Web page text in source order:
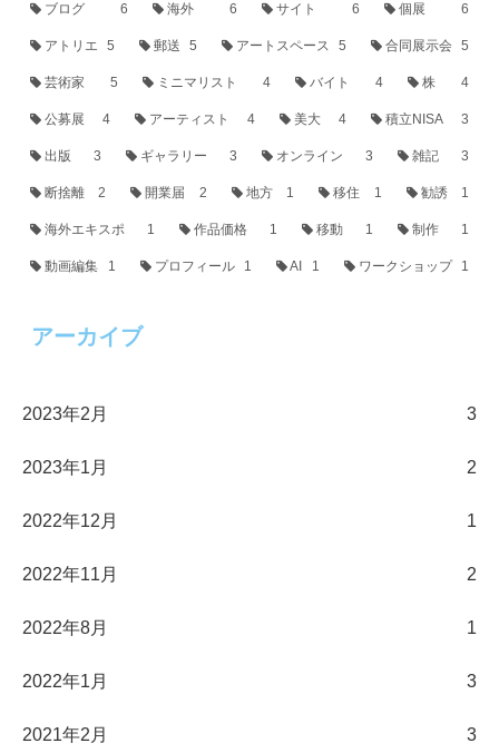
ブログ 6 海外 6 サイト 6 個展 6
アトリエ 5 郵送 5 アートスペース 5 合同展示会 5
芸術家 5 ミニマリスト 4 バイト 4 株 4
公募展 4 アーティスト 4 美大 4 積立NISA 3
出版 3 ギャラリー 3 オンライン 3 雑記 3
断捨離 2 開業届 2 地方 1 移住 1 勧誘 1
海外エキスポ 1 作品価格 1 移動 1 制作 1
動画編集 1 プロフィール 1 AI 1 ワークショップ 1
アーカイブ
2023年2月 3
2023年1月 2
2022年12月 1
2022年11月 2
2022年8月 1
2022年1月 3
2021年2月 3